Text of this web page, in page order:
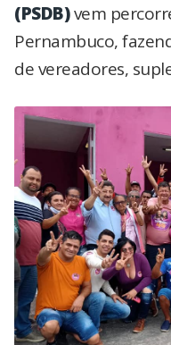
(PSDB)vem
Pernambuco,
de vereadores,